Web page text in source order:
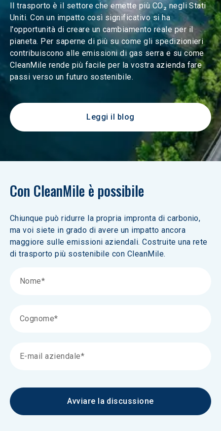
Il trasporto è il settore che emette più CO₂ negli Stati
Uniti. Con un impatto così significativo si ha
l'opportunità di creare un cambiamento reale per il
pianeta. Per saperne di più su come gli spedizionieri
contribuiscono alle emissioni di gas serra e su come
CleanMile rende più facile per la vostra azienda fare
passi verso un futuro sostenibile.
Leggi il blog
Con CleanMile è possibile
Chiunque può ridurre la propria impronta di carbonio,
ma voi siete in grado di avere un impatto ancora
maggiore sulle emissioni aziendali. Costruite una rete
di trasporto più sostenibile con CleanMile.
Avviare la discussione